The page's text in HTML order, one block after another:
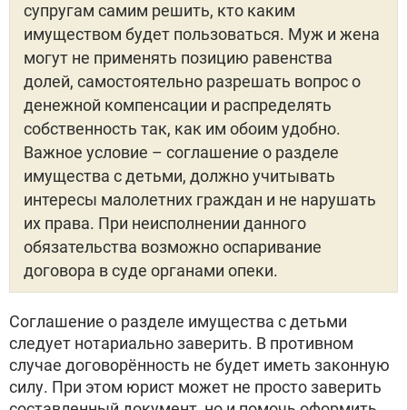
супругам самим решить, кто каким
имуществом будет пользоваться. Муж и жена
могут не применять позицию равенства
долей, самостоятельно разрешать вопрос о
денежной компенсации и распределять
собственность так, как им обоим удобно.
Важное условие – соглашение о разделе
имущества с детьми, должно учитывать
интересы малолетних граждан и не нарушать
их права. При неисполнении данного
обязательства возможно оспаривание
договора в суде органами опеки.
Соглашение о разделе имущества с детьми
следует нотариально заверить. В противном
случае договорённость не будет иметь законную
силу. При этом юрист может не просто заверить